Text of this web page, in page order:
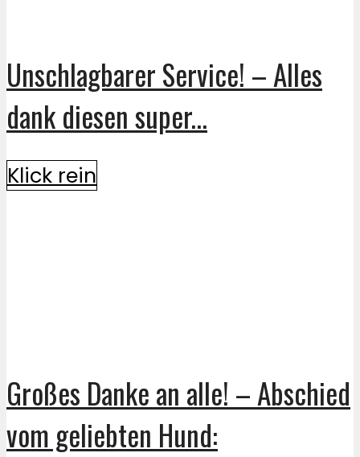
Unschlagbarer Service! – Alles
dank diesen super...
Klick rein
Großes Danke an alle! – Abschied
vom geliebten Hund: